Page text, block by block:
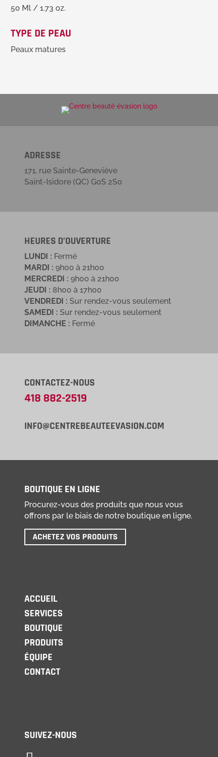
50 Ml / 1.73 oz.
TYPE DE PEAU
Peaux matures
ADRESSE
171, rue Sainte-Geneviève
Saint-Isidore (QC) G0S 2S0
HEURES D’OUVERTURE
LUNDI : Fermé
MARDI : 9h00 à 21h00
MERCREDI : 9h00 à 21h00
JEUDI : 8h00 à 17h00
VENDREDI : Sur rendez-vous seulement
SAMEDI : Sur rendez-vous seulement
DIMANCHE : Fermé
CONTACTEZ-NOUS
418 882-2519
INFO@CENTREBEAUTEEVASION.COM
BOUTIQUE EN LIGNE
Procurez-vous des produits que nous vous
offrons par le biais de notre boutique en ligne.
ACHETEZ VOS PRODUITS
ACCUEIL
SERVICES
BOUTIQUE
PRODUITS
ÉQUIPE
CONTACT
SUIVEZ-NOUS